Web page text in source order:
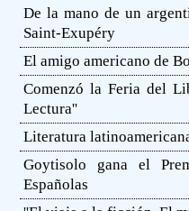
De la mano de un
Saint-Exupéry
El amigo americano de
Comenzó la Feria del
Lectura''
Literatura
Goytisolo gana el
Españolas